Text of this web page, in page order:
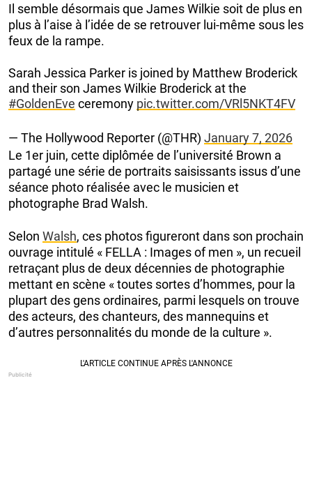
Il semble désormais que James Wilkie soit de plus en
plus à l’aise à l’idée de se retrouver lui-même sous les
feux de la rampe.
Sarah Jessica Parker is joined by Matthew Broderick
and their son James Wilkie Broderick at the
#GoldenEve ceremony pic.twitter.com/VRl5NKT4FV
— The Hollywood Reporter (@THR) January 7, 2026
Le 1er juin, cette diplômée de l’université Brown a
partagé une série de portraits saisissants issus d’une
séance photo réalisée avec le musicien et
photographe Brad Walsh.
Selon Walsh, ces photos figureront dans son prochain
ouvrage intitulé « FELLA : Images of men », un recueil
retraçant plus de deux décennies de photographie
mettant en scène « toutes sortes d’hommes, pour la
plupart des gens ordinaires, parmi lesquels on trouve
des acteurs, des chanteurs, des mannequins et
d’autres personnalités du monde de la culture ».